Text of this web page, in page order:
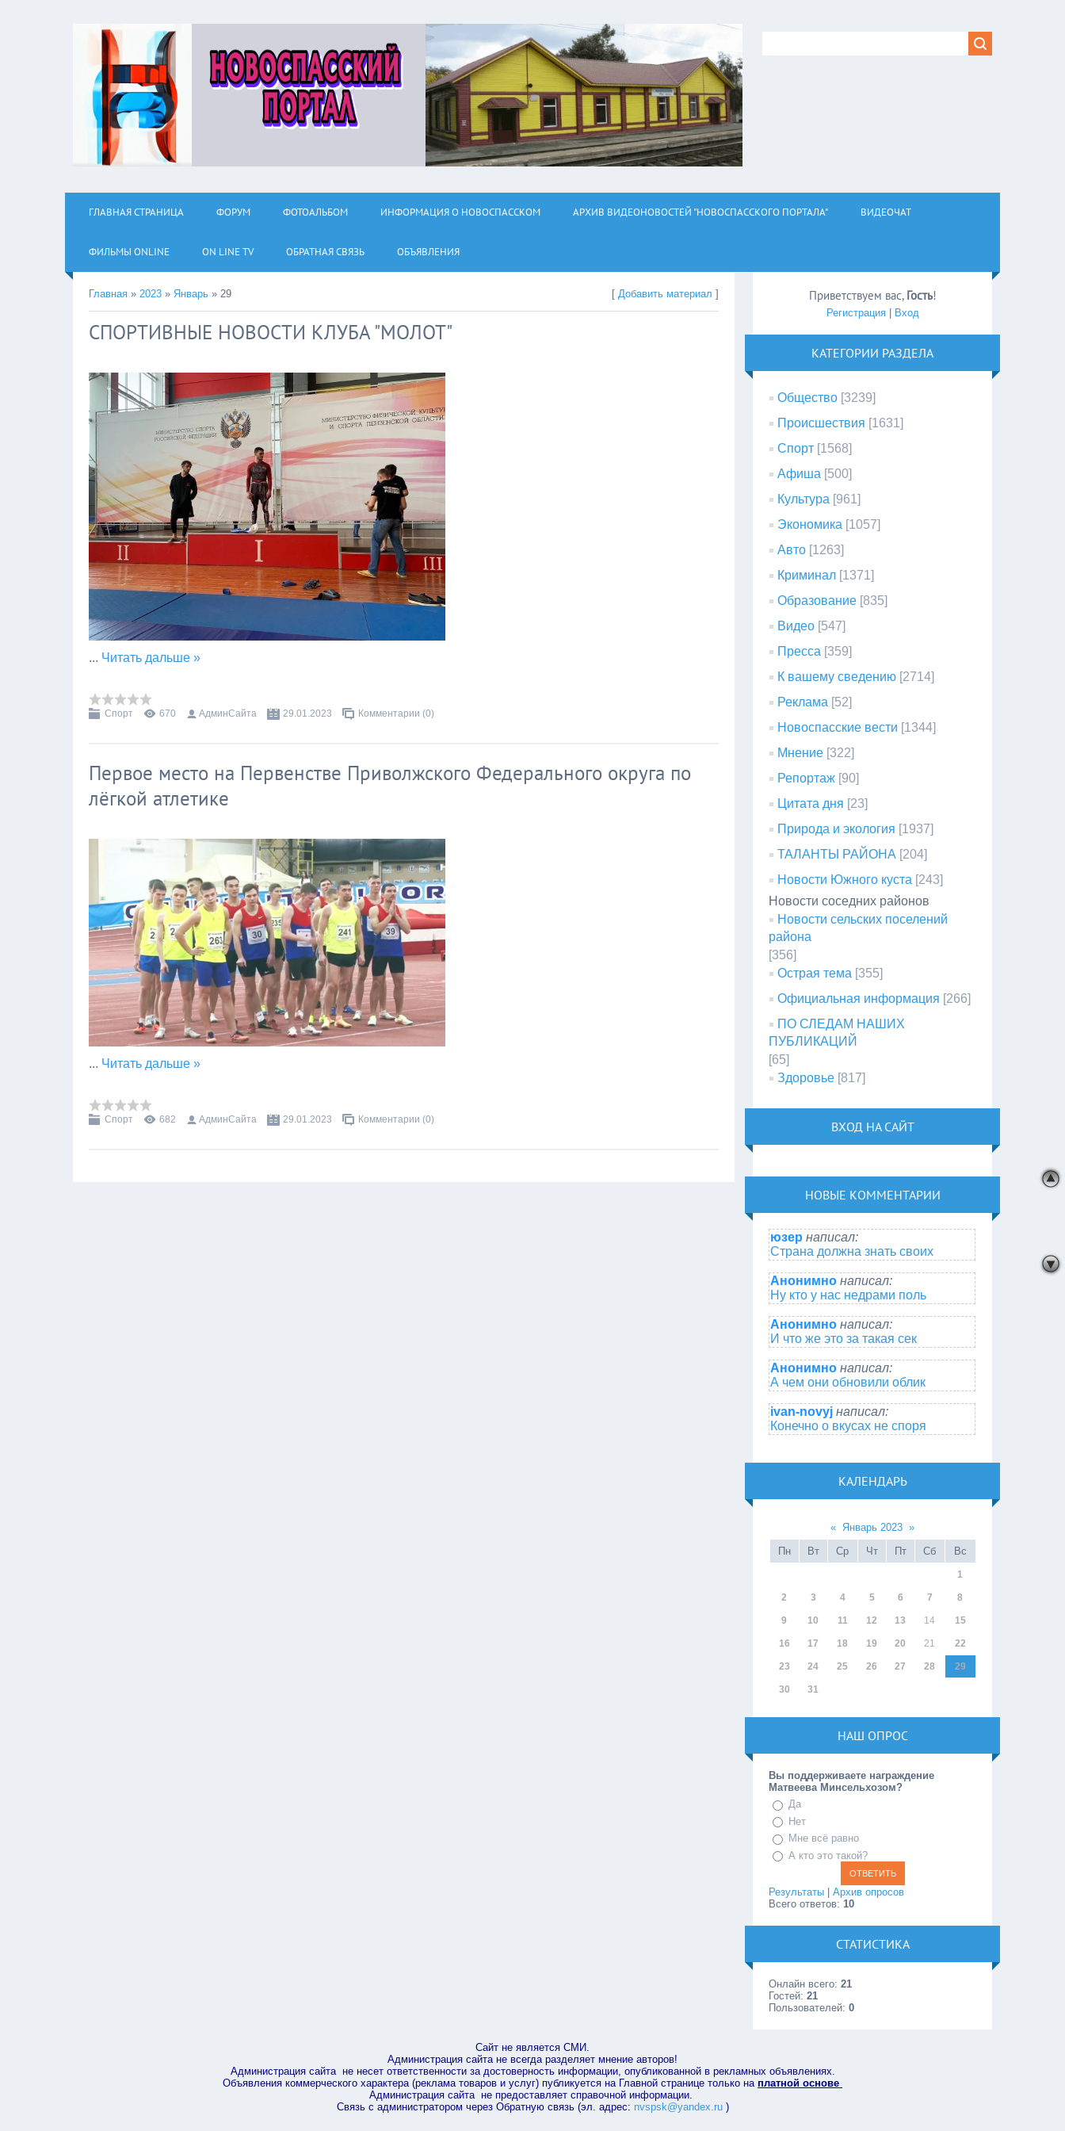
ГЛАВНАЯ СТРАНИЦА ФОРУМ ФОТОАЛЬБОМ ИНФОРМАЦИЯ О НОВОСПАССКОМ АРХИВ ВИДЕОНОВОСТЕЙ "НОВОСПАССКОГО ПОРТАЛА" ВИДЕОЧАТ
ФИЛЬМЫ ОNLINE ON LINE TV ОБРАТНАЯ СВЯЗЬ ОБЪЯВЛЕНИЯ
Главная » 2023 » Январь » 29 [Добавить материал ]
СПОРТИВНЫЕ НОВОСТИ КЛУБА "МОЛОТ"
... Читать дальше »
Спорт 670 АдминСайта 29.01.2023 Комментарии (0)
Первое место на Первенстве Приволжского Федерального округа по
лёгкой атлетике
... Читать дальше »
Спорт 682 АдминСайта 29.01.2023 Комментарии (0)
Приветствуем вас, Гость!
Регистрация| Вход
КАТЕГОРИИ РАЗДЕЛА
Общество [3239]
Происшествия [1631]
Спорт [1568]
Афиша [500]
Культура [961]
Экономика [1057]
Авто [1263]
Криминал [1371]
Образование [835]
Видео [547]
Пресса [359]
К вашему сведению [2714]
Реклама [52]
Новоспасские вести [1344]
Мнение [322]
Репортаж [90]
Цитата дня [23]
Природа и экология [1937]
ТАЛАНТЫ РАЙОНА [204]
Новости Южного куста [243]
Новости соседних районов
Новости сельских поселений
района
[356]
Острая тема [355]
Официальная информация [266]
ПО СЛЕДАМ НАШИХ
ПУБЛИКАЦИЙ
[65]
Здоровье [817]
ВХОД НА САЙТ
НОВЫЕ КОММЕНТАРИИ
юзер написал:
Страна должна знать своих
Анонимно написал:
Ну кто у нас недрами поль
Анонимно написал:
И что же это за такая сек
Анонимно написал:
А чем они обновили облик
ivan-novyj написал:
Конечно о вкусах не споря
КАЛЕНДАРЬ
« Январь 2023 »
Пн
Вт Ср Чт Пт Сб Вс
1
2 3 4 5 6 7 8
9 10 11 12 13 14 15
16 17 18 19 20 21 22
23 24 25 26 27 28 29
30 31
НАШ ОПРОС
Вы поддерживаете награждение
Матвеева Минсельхозом?
Да
Нет
Мне всё равно
А кто это такой?
Результаты |Архив опросов
Всего ответов:10
СТАТИСТИКА
Онлайн всего:21
Гостей:21
Пользователей:0
Сайт не является СМИ.
Администрация сайта не всегда разделяет мнение авторов!
Администрация сайта не несет ответственности за достоверность информации, опубликованной в рекламных объявлениях.
Объявления коммерческого характера (реклама товаров и услуг) публикуется на Главной странице только на платной основе
Администрация сайта не предоставляет справочной информации.
Связь с администратором через Обратную связь (эл. адрес: nvspsk@yandex.ru)